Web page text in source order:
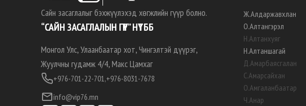
Сайн засаглалыг бэхжүүлэхэд хөгжлийн гүүр болно.
“САЙН ЗАСАГЛАЛЫН ГҮҮР” НҮТББ
Монгол Улс, Улаанбаатар хот, Чингэлтэй дүүрэг,
Жуулчны гудамж 4/4, Макс Цамхаг
+976-701-22-701,+976-8031-7678
info@vip76.mn
Ж.Алдаржавхлан
О.Алтангэрэл
Н.Алтанхуяг
Н.Алтаншагай
Д.Амарбаясгалан
С.Амарсайхан
О.Амгаланбаатар
Ч.Анар